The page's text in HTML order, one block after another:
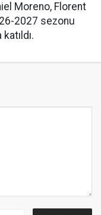
Moreno, Florent
2027 sezonu